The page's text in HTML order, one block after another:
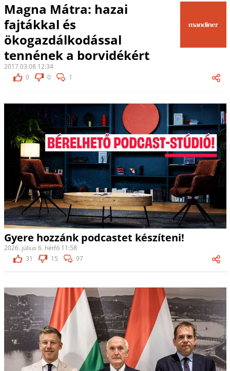
Magna Mátra: hazai
fajtákkal és
ökogazdálkodással
tennének a borvidékért
2017.03.08 12:34
0
0 1
Gyere hozzánk podcastet készíteni!
2026. július 6. hétfő 11:58
31
15 97